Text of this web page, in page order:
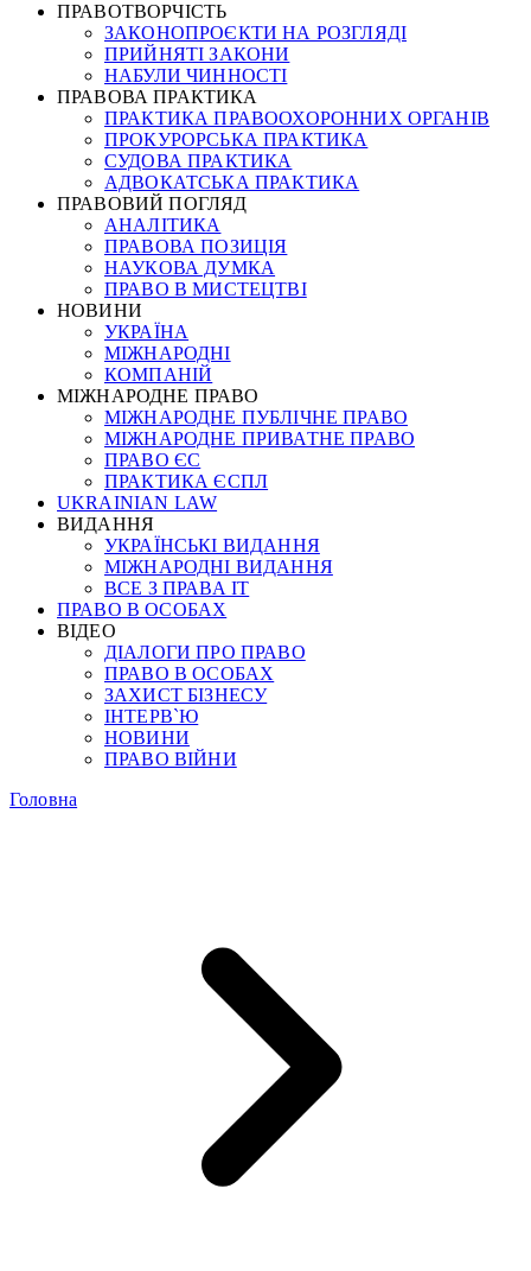
ПРАВОТВОРЧІСТЬ
ЗАКОНОПРОЄКТИ НА РОЗГЛЯДІ
ПРИЙНЯТІ ЗАКОНИ
НАБУЛИ ЧИННОСТІ
ПРАВОВА ПРАКТИКА
ПРАКТИКА ПРАВООХОРОННИХ ОРГАНІВ
ПРОКУРОРСЬКА ПРАКТИКА
СУДОВА ПРАКТИКА
АДВОКАТСЬКА ПРАКТИКА
ПРАВОВИЙ ПОГЛЯД
АНАЛІТИКА
ПРАВОВА ПОЗИЦІЯ
НАУКОВА ДУМКА
ПРАВО В МИСТЕЦТВІ
НОВИНИ
УКРАЇНА
МІЖНАРОДНІ
КОМПАНІЙ
МІЖНАРОДНЕ ПРАВО
МІЖНАРОДНЕ ПУБЛІЧНЕ ПРАВО
МІЖНАРОДНЕ ПРИВАТНЕ ПРАВО
ПРАВО ЄС
ПРАКТИКА ЄСПЛ
UKRAINIAN LAW
ВИДАННЯ
УКРАЇНСЬКІ ВИДАННЯ
МІЖНАРОДНІ ВИДАННЯ
ВСЕ З ПРАВА ІТ
ПРАВО В ОСОБАХ
ВІДЕО
ДІАЛОГИ ПРО ПРАВО
ПРАВО В ОСОБАХ
ЗАХИСТ БІЗНЕСУ
ІНТЕРВ`Ю
НОВИНИ
ПРАВО ВІЙНИ
Головна